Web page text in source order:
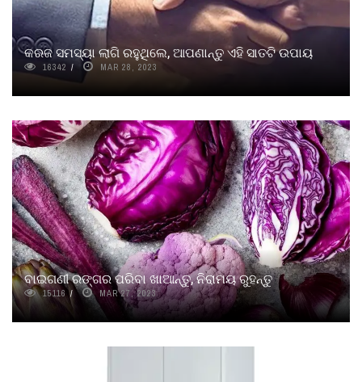
କରଜ ସମସ୍ୟା ଲାଗି ରହୁଥିଲେ, ଆପଣାନ୍ତୁ ଏହି ସାତଟି ଉପାୟ
16342 MAR 28, 2023
ବାଇଗଣୀ ରଙ୍ଗର ପରିବା ଖାଆନ୍ତୁ, ନିରାମୟ ରୁହନ୍ତୁ
15116 MAR 27, 2023